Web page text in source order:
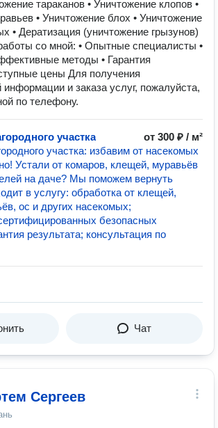
тараканов •⁠ ⁠Уничтожение клопов •⁠
•⁠ ⁠Уничтожение блох •⁠ ⁠Уничтожение
•⁠ ⁠Дератизация (уничтожение грызунов)
со мной: •⁠ ⁠Опытные специалисты •⁠
методы •⁠ ⁠Гарантия
цены Для получения
информации и заказа услуг, пожалуйста,
по телефону.
участка
от 300 ₽ / м²
участка: избавим от насекомых
Устали от комаров, клещей, муравьёв
на даче? Мы поможем вернуть
в услугу: обработка от клещей,
ос и других насекомых;
безопасных
результата; консультация по
Чат
Сергеев